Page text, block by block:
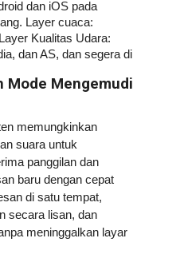
dan iOS pada
Layer cuaca:
Kualitas Udara:
dan AS, dan segera di
Mode Mengemudi
memungkinkan
suara untuk
panggilan dan
baru dengan cepat
di satu tempat,
secara lisan, dan
meninggalkan layar